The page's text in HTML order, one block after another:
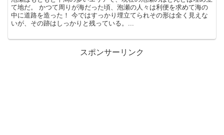
て地だ。 かつて周りが海だった頃、泡瀬の人々は利便を求めて海の
中に道路を造った！ 今ではすっかり埋立てられその形は全く見えな
いが、その跡はしっかりと残っている。...
スポンサーリンク